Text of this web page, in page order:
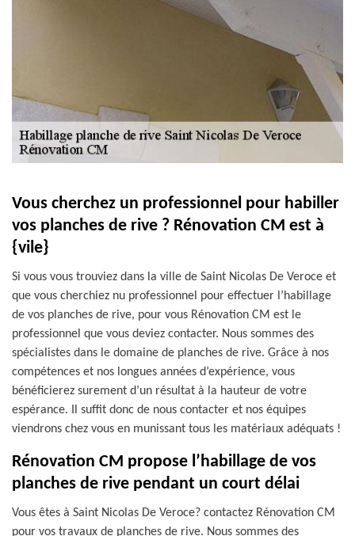
Vous cherchez un professionnel pour habiller
vos planches de rive ? Rénovation CM est à
{vile}
Si vous vous trouviez dans la ville de Saint Nicolas De Veroce et
que vous cherchiez nu professionnel pour effectuer l’habillage
de vos planches de rive, pour vous Rénovation CM est le
professionnel que vous deviez contacter. Nous sommes des
spécialistes dans le domaine de planches de rive. Grâce à nos
compétences et nos longues années d’expérience, vous
bénéficierez surement d’un résultat à la hauteur de votre
espérance. Il suffit donc de nous contacter et nos équipes
viendrons chez vous en munissant tous les matériaux adéquats !
Rénovation CM propose l’habillage de vos
planches de rive pendant un court délai
Vous êtes à Saint Nicolas De Veroce? contactez Rénovation CM
pour vos travaux de planches de rive. Nous sommes des